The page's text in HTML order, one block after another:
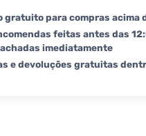
gratuito para compras acima
feitas antes das
imediatamente
e devoluções gratuitas